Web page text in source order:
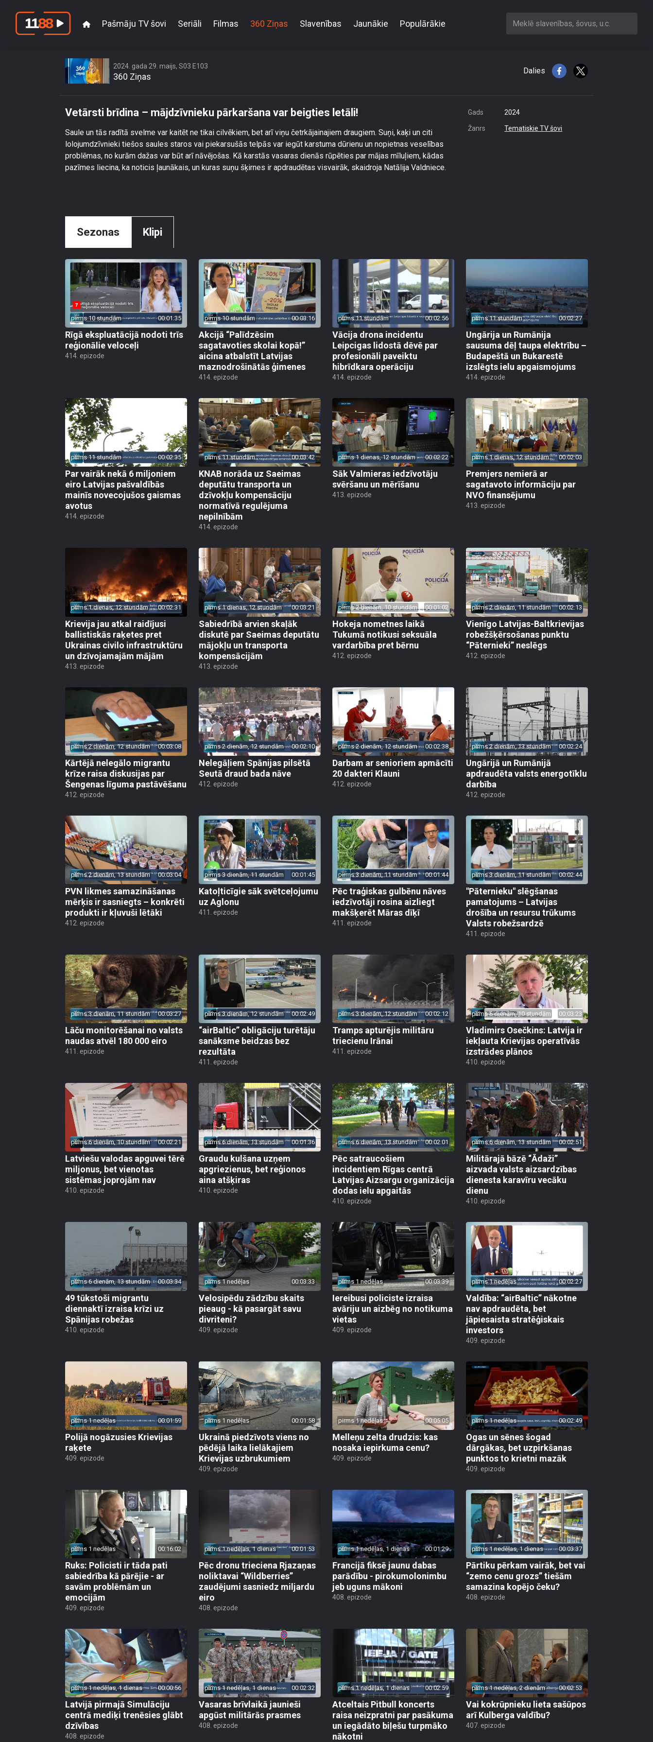
Pašmāju TV šovi Seriāli Filmas 360 Ziņas Slavenības Jaunākie Populārākie Meklē slavenības, šovus, u.c.
2024. gada 29. maijs, S03 E103
360 Ziņas
Dalies
Vetārsti brīdina – mājdzīvnieku pārkaršana var beigties letāli!
Saule un tās radītā svelme var kaitēt ne tikai cilvēkiem, bet arī viņu četrkājainajiem draugiem. Suņi, kaķi un citi
lolojumdzīvnieki tiešos saules staros vai piekarsušās telpās var iegūt karstuma dūrienu un nopietnas veselības
problēmas, no kurām dažas var būt arī nāvējošas. Kā karstās vasaras dienās rūpēties par mājas mīluļiem, kādas
pazīmes liecina, ka noticis ļaunākais, un kuras suņu šķirnes ir apdraudētas visvairāk, skaidroja Natālija Valdniece.
Gads 2024
Žanrs Tematiskie TV šovi
Sezonas Klipi
pirms 10 stundām 00:01:35
Rīgā ekspluatācijā nodoti trīs
reģionālie veloceļi
414. epizode
pirms 10 stundām 00:03:16
Akcijā “Palīdzēsim
sagatavoties skolai kopā!”
aicina atbalstīt Latvijas
maznodrošinātās ģimenes
414. epizode
pirms 11 stundām 00:02:56
Vācija drona incidentu
Leipcigas lidostā dēvē par
profesionāli paveiktu
hibrīdkara operāciju
414. epizode
pirms 11 stundām 00:02:27
Ungārija un Rumānija
sausuma dēļ taupa elektrību –
Budapeštā un Bukarestē
izslēgts ielu apgaismojums
414. epizode
pirms 11 stundām 00:02:35
Par vairāk nekā 6 miljoniem
eiro Latvijas pašvaldībās
mainīs novecojušos gaismas
avotus
414. epizode
pirms 11 stundām 00:03:42
KNAB norāda uz Saeimas
deputātu transporta un
dzīvokļu kompensāciju
normatīvā regulējuma
nepilnībām
414. epizode
pirms 1 dienas, 12 stundām 00:02:22
Sāk Valmieras iedzīvotāju
svēršanu un mērīšanu
413. epizode
pirms 1 dienas, 12 stundām 00:02:03
Premjers nemierā ar
sagatavoto informāciju par
NVO finansējumu
413. epizode
pirms 1 dienas, 12 stundām 00:02:31
Krievija jau atkal raidījusi
ballistiskās raķetes pret
Ukrainas civilo infrastruktūru
un dzīvojamajām mājām
413. epizode
pirms 1 dienas, 12 stundām 00:03:21
Sabiedrībā arvien skaļāk
diskutē par Saeimas deputātu
mājokļu un transporta
kompensācijām
413. epizode
pirms 2 dienām, 10 stundām 00:01:02
Hokeja nometnes laikā
Tukumā notikusi seksuāla
vardarbība pret bērnu
412. epizode
pirms 2 dienām, 11 stundām 00:02:13
Vienīgo Latvijas-Baltkrievijas
robežšķērsošanas punktu
“Pāternieki” neslēgs
412. epizode
pirms 2 dienām, 12 stundām 00:03:08
Kārtējā nelegālo migrantu
krīze raisa diskusijas par
Šengenas līguma pastāvēšanu
412. epizode
pirms 2 dienām, 12 stundām 00:02:10
Nelegāļiem Spānijas pilsētā
Seutā draud bada nāve
412. epizode
pirms 2 dienām, 12 stundām 00:02:38
Darbam ar senioriem apmācīti
20 dakteri Klauni
412. epizode
pirms 2 dienām, 13 stundām 00:02:24
Ungārijā un Rumānijā
apdraudēta valsts energotīklu
darbība
412. epizode
pirms 2 dienām, 13 stundām 00:03:04
PVN likmes samazināšanas
mērķis ir sasniegts – konkrēti
produkti ir kļuvuši lētāki
412. epizode
pirms 3 dienām, 11 stundām 00:01:45
Katoļticīgie sāk svētceļojumu
uz Aglonu
411. epizode
pirms 3 dienām, 11 stundām 00:01:44
Pēc traģiskas gulbēnu nāves
iedzīvotāji rosina aizliegt
makšķerēt Māras dīķī
411. epizode
pirms 3 dienām, 11 stundām 00:02:44
"Pāternieku" slēgšanas
pamatojums – Latvijas
drošība un resursu trūkums
Valsts robežsardzē
411. epizode
pirms 3 dienām, 11 stundām 00:03:27
Lāču monitorēšanai no valsts
naudas atvēl 180 000 eiro
411. epizode
pirms 3 dienām, 12 stundām 00:02:49
“airBaltic” obligāciju turētāju
sanāksme beidzas bez
rezultāta
411. epizode
pirms 3 dienām, 12 stundām 00:02:12
Tramps apturējis militāru
triecienu Irānai
411. epizode
pirms 6 dienām, 10 stundām 00:03:23
Vladimirs Osečkins: Latvija ir
iekļauta Krievijas operatīvās
izstrādes plānos
410. epizode
pirms 6 dienām, 10 stundām 00:02:21
Latviešu valodas apguvei tērē
miljonus, bet vienotas
sistēmas joprojām nav
410. epizode
pirms 6 dienām, 13 stundām 00:01:36
Graudu kulšana uzņem
apgriezienus, bet reģionos
aina atšķiras
410. epizode
pirms 6 dienām, 13 stundām 00:02:01
Pēc satraucošiem
incidentiem Rīgas centrā
Latvijas Aizsargu organizācija
dodas ielu apgaitās
410. epizode
pirms 6 dienām, 13 stundām 00:02:51
Militārajā bāzē “Ādaži”
aizvada valsts aizsardzības
dienesta karavīru vecāku
dienu
410. epizode
pirms 6 dienām, 13 stundām 00:03:34
49 tūkstoši migrantu
diennaktī izraisa krīzi uz
Spānijas robežas
410. epizode
pirms 1 nedēļas 00:03:33
Velosipēdu zādzību skaits
pieaug - kā pasargāt savu
divriteni?
409. epizode
pirms 1 nedēļas 00:03:39
Iereibusi policiste izraisa
avāriju un aizbēg no notikuma
vietas
409. epizode
pirms 1 nedēļas 00:02:27
Valdība: “airBaltic” nākotne
nav apdraudēta, bet
jāpiesaista stratēģiskais
investors
409. epizode
pirms 1 nedēļas 00:01:59
Polijā nogāzusies Krievijas
raķete
409. epizode
pirms 1 nedēļas 00:01:58
Ukrainā piedzīvots viens no
pēdējā laika lielākajiem
Krievijas uzbrukumiem
409. epizode
pirms 1 nedēļas 00:05:05
Melleņu zelta drudzis: kas
nosaka iepirkuma cenu?
409. epizode
pirms 1 nedēļas 00:02:49
Ogas un sēnes šogad
dārgākas, bet uzpirkšanas
punktos to krietni mazāk
409. epizode
pirms 1 nedēļas 00:16:02
Ruks: Policisti ir tāda pati
sabiedrība kā pārējie - ar
savām problēmām un
emocijām
409. epizode
pirms 1 nedēļas, 1 dienas 00:01:53
Pēc dronu trieciena Rjazaņas
noliktavai “Wildberries”
zaudējumi sasniedz miljardu
eiro
408. epizode
pirms 1 nedēļas, 1 dienas 00:01:29
Francijā fiksē jaunu dabas
parādību - pirokumolonimbu
jeb uguns mākoni
408. epizode
pirms 1 nedēļas, 1 dienas 00:03:37
Pārtiku pērkam vairāk, bet vai
“zemo cenu grozs” tiešām
samazina kopējo čeku?
408. epizode
pirms 1 nedēļas, 1 dienas 00:00:56
Latvijā pirmajā Simulāciju
centrā mediķi trenēsies glābt
dzīvības
408. epizode
pirms 1 nedēļas, 1 dienas 00:02:32
Vasaras brīvlaikā jaunieši
apgūst militārās prasmes
408. epizode
pirms 1 nedēļas, 1 dienas 00:02:59
Atceltais Pitbull koncerts
raisa neizpratni par pasākuma
un iegādāto biļešu turpmāko
nākotni
pirms 1 nedēļas, 2 dienām 00:02:53
Vai kokrūpnieku lieta sašūpos
arī Kulberga valdību?
407. epizode